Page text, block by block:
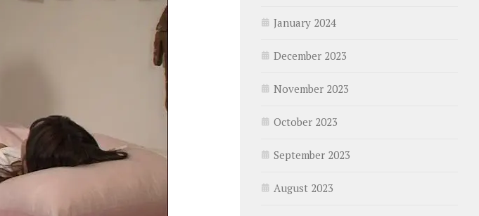
January 2024
December 2023
November 2023
October 2023
September 2023
August 2023